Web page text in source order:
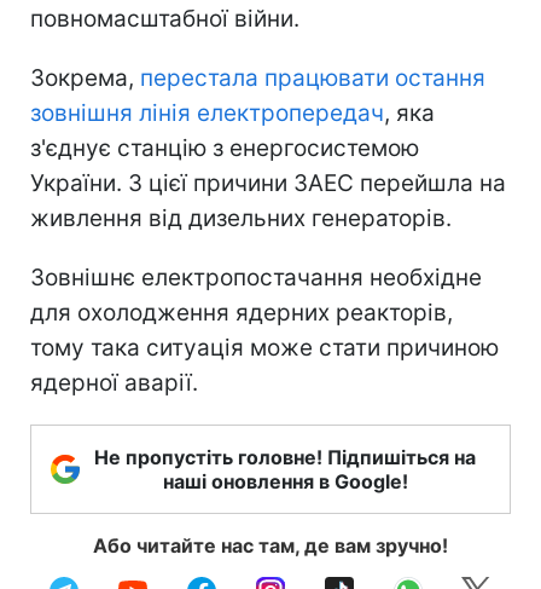
повномасштабної війни.
Зокрема, перестала працювати остання
зовнішня лінія електропередач, яка
з'єднує станцію з енергосистемою
України. З цієї причини ЗАЕС перейшла на
живлення від дизельних генераторів.
Зовнішнє електропостачання необхідне
для охолодження ядерних реакторів,
тому така ситуація може стати причиною
ядерної аварії.
Не пропустіть головне! Підпишіться на
наші оновлення в Google!
Або читайте нас там, де вам зручно!